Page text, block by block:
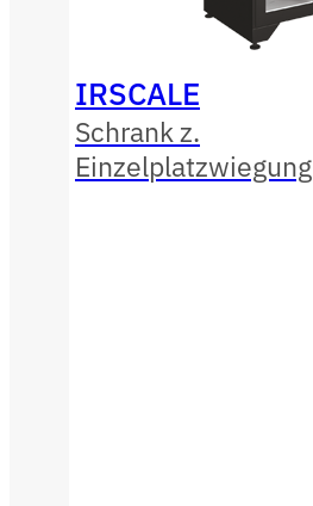
IRSCALE
Schrank z.
Einzelplatzwiegung